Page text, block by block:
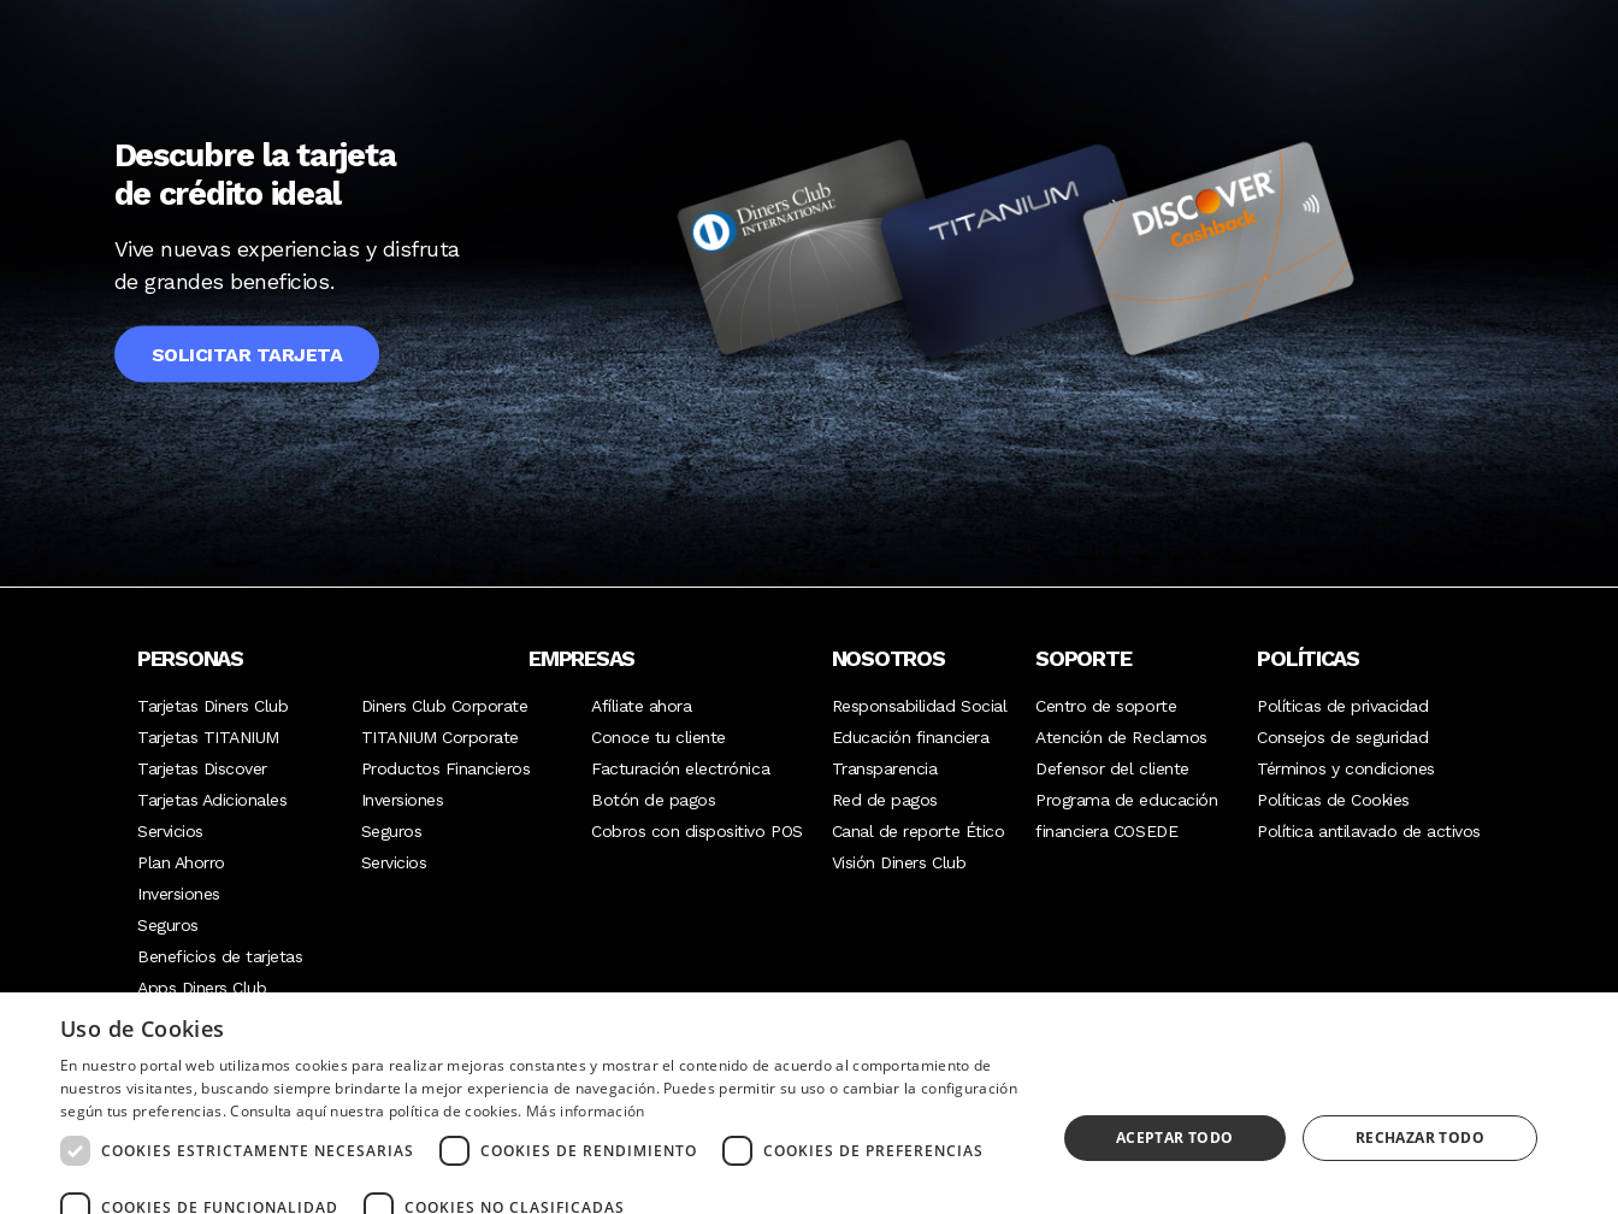
Descubre la tarjeta
de crédito ideal
Vive nuevas experiencias y disfruta
de grandes beneficios.
SOLICITAR TARJETA
PERSONAS
Tarjetas Diners Club
Tarjetas TITANIUM
Tarjetas Discover
Tarjetas Adicionales
Servicios
Plan Ahorro
Inversiones
Seguros
Beneficios de tarjetas
Apps Diners Club
EMPRESAS
Diners Club Corporate
TITANIUM Corporate
Productos Financieros
Inversiones
Seguros
Servicios
Afíliate ahora
Conoce tu cliente
Facturación electrónica
Botón de pagos
Cobros con dispositivo POS
NOSOTROS
Responsabilidad Social
Educación financiera
Transparencia
Red de pagos
Canal de reporte Ético
Visión Diners Club
SOPORTE
Centro de soporte
Atención de Reclamos
Defensor del cliente
Programa de educación
financiera COSEDE
POLÍTICAS
Políticas de privacidad
Consejos de seguridad
Términos y condiciones
Políticas de Cookies
Política antilavado de activos
Image
¿Necesitas ayuda?
(02) 298 1300
Uso de Cookies
En nuestro portal web utilizamos cookies para realizar mejoras constantes y mostrar el contenido de acuerdo al comportamiento de
nuestros visitantes, buscando siempre brindarte la mejor experiencia de navegación. Puedes permitir su uso o cambiar la configuración
según tus preferencias. Consulta aquí nuestra política de cookies. Más información
COOKIES ESTRICTAMENTE NECESARIAS
COOKIES DE RENDIMIENTO COOKIES DE PREFERENCIAS
COOKIES DE FUNCIONALIDAD COOKIES NO CLASIFICADAS
ACEPTAR TODO RECHAZAR TODO